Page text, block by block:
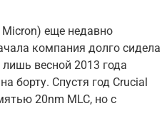
Micron) еще недавно
компания долго сидела
весной 2013 года
борту. Спустя год Crucial
20nm MLC, но с